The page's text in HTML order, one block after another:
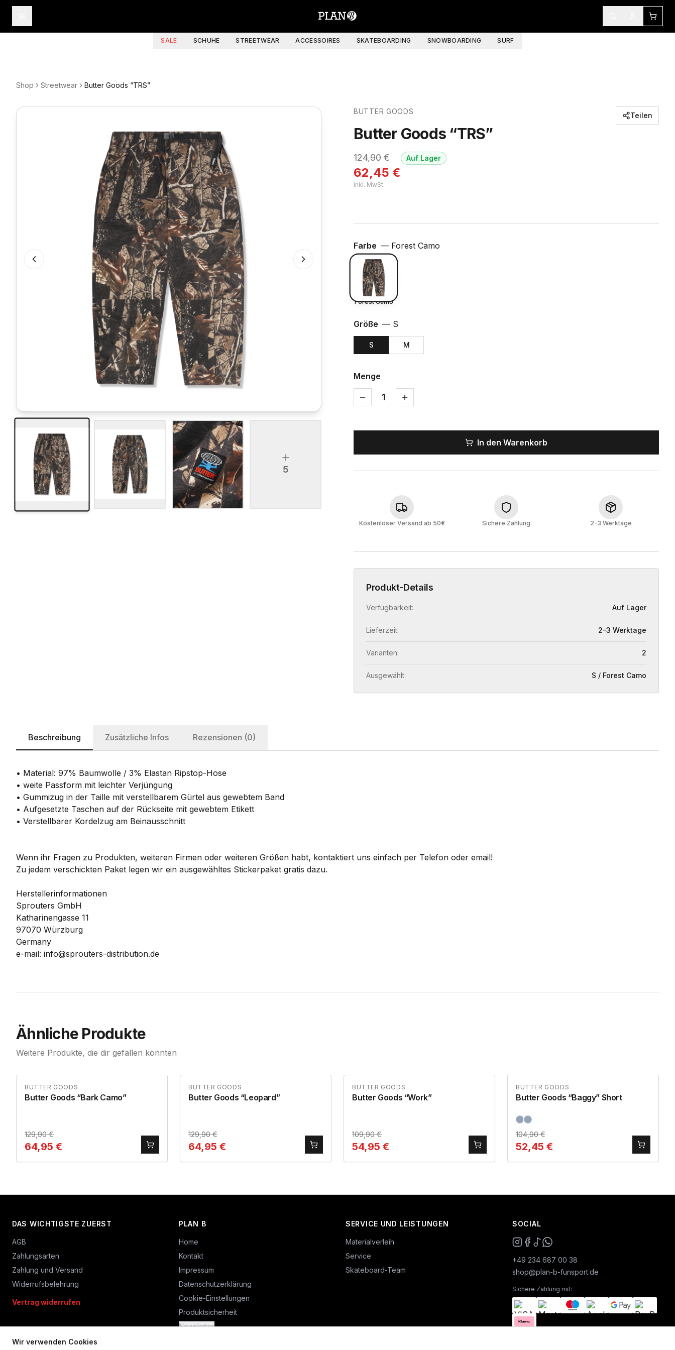
Wir verwenden Cookies
SALE SCHUHE STREETWEAR ACCESSOIRES SKATEBOARDING SNOWBOARDING SURF
Shop Streetwear Butter Goods “TRS”
5
BUTTER GOODS
Butter Goods “TRS”
124,90€
62,45 €
inkl. MwSt.
Auf Lager
Teilen
Farbe — Forest Camo
Forest Camo
Größe — S
S M
Menge
1
In den Warenkorb
Kostenloser Versand ab 50€ Sichere Zahlung 2-3 Werktage
Produkt-Details
Verfügbarkeit: Auf Lager
Lieferzeit: 2-3 Werktage
Varianten: 2
Ausgewählt: S / Forest Camo
Beschreibung Zusätzliche Infos Rezensionen (0)
• Material: 97% Baumwolle / 3% Elastan Ripstop-Hose
• weite Passform mit leichter Verjüngung
• Gummizug in der Taille mit verstellbarem Gürtel aus gewebtem Band
• Aufgesetzte Taschen auf der Rückseite mit gewebtem Etikett
• Verstellbarer Kordelzug am Beinausschnitt
Wenn ihr Fragen zu Produkten, weiteren Firmen oder weiteren Größen habt, kontaktiert uns einfach per Telefon oder email!
Zu jedem verschickten Paket legen wir ein ausgewähltes Stickerpaket gratis dazu.
Herstellerinformationen
Sprouters GmbH
Katharinengasse 11
97070 Würzburg
Germany
e-mail: info@sprouters-distribution.de
Ähnliche Produkte
Weitere Produkte, die dir gefallen könnten
BUTTER GOODS
Butter Goods “Bark Camo”
129,90€
64,95 €
BUTTER GOODS
Butter Goods “Leopard”
129,90€
64,95 €
BUTTER GOODS
Butter Goods “Work”
109,90€
54,95 €
BUTTER GOODS
Butter Goods “Baggy” Short
104,90€
52,45 €
DAS WICHTIGSTE ZUERST
AGB
Zahlungsarten
Zahlung und Versand
Widerrufsbelehrung
Vertrag widerrufen
PLAN B
Home
Kontakt
Impressum
Datenschutzerklärung
Cookie-Einstellungen
Produktsicherheit
Newsletter
SERVICE UND LEISTUNGEN
Materialverleih
Service
Skateboard-Team
SOCIAL
+49 234 687 00 38
shop@plan-b-funsport.de
Sichere Zahlung mit: